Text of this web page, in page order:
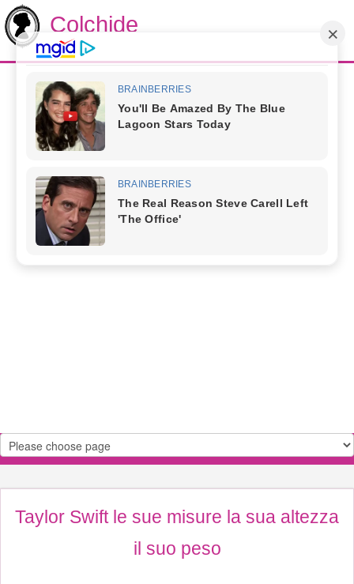
Colchide
Taylor Swift le sue misure la sua altezza
il suo peso